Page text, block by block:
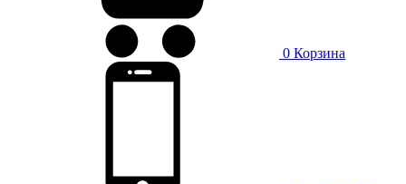
0 Корзина